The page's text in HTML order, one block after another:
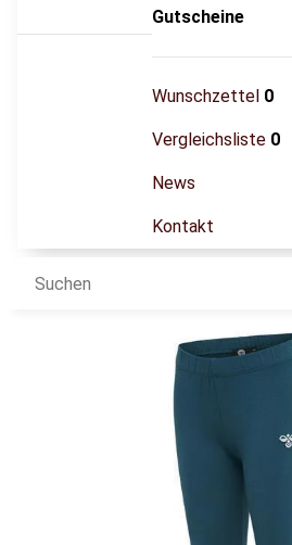
Gutscheine
Wunschzettel 0
Vergleichsliste 0
News
Kontakt